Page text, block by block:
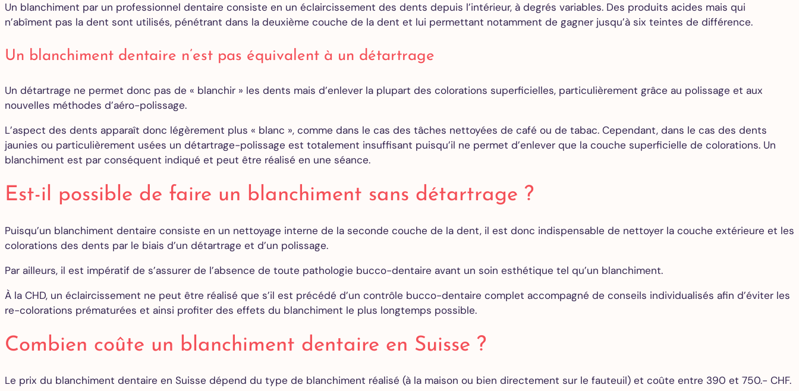
Un blanchiment par un professionnel dentaire consiste en un éclaircissement des dents depuis l’intérieur, à degrés variables. Des produits acides mais qui
n’abîment pas la dent sont utilisés, pénétrant dans la deuxième couche de la dent et lui permettant notamment de gagner jusqu’à six teintes de différence.
Un blanchiment dentaire n’est pas équivalent à un détartrage
Un détartrage ne permet donc pas de « blanchir » les dents mais d’enlever la plupart des colorations superficielles, particulièrement grâce au polissage et aux
nouvelles méthodes d’aéro-polissage.
L’aspect des dents apparaît donc légèrement plus « blanc », comme dans le cas des tâches nettoyées de café ou de tabac. Cependant, dans le cas des dents
jaunies ou particulièrement usées un détartrage-polissage est totalement insuffisant puisqu’il ne permet d’enlever que la couche superficielle de colorations. Un
blanchiment est par conséquent indiqué et peut être réalisé en une séance.
Est-il possible de faire un blanchiment sans détartrage ?
Puisqu’un blanchiment dentaire consiste en un nettoyage interne de la seconde couche de la dent, il est donc indispensable de nettoyer la couche extérieure et les
colorations des dents par le biais d’un détartrage et d’un polissage.
Par ailleurs, il est impératif de s’assurer de l’absence de toute pathologie bucco-dentaire avant un soin esthétique tel qu’un blanchiment.
À la CHD, un éclaircissement ne peut être réalisé que s’il est précédé d’un contrôle bucco-dentaire complet accompagné de conseils individualisés afin d’éviter les
re-colorations prématurées et ainsi profiter des effets du blanchiment le plus longtemps possible.
Combien coûte un blanchiment dentaire en Suisse ?
Le prix du blanchiment dentaire en Suisse dépend du type de blanchiment réalisé (à la maison ou bien directement sur le fauteuil) et coûte entre 390 et 750.- CHF.